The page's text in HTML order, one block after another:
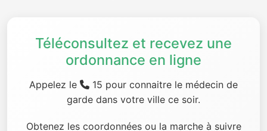
Téléconsultez et recevez une
ordonnance en ligne
Appelez le
15 pour connaitre le médecin de
garde dans votre ville ce soir.
Obtenez les coordonnées ou la marche à suivre